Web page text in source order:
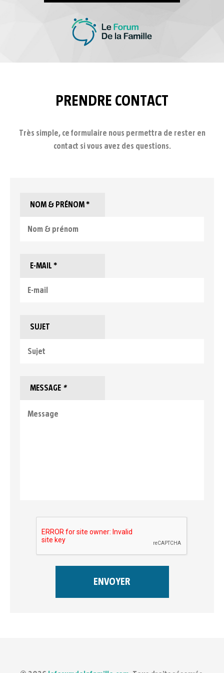
PRENDRE CONTACT
Très simple, ce formulaire nous permettra de rester en
contact si vous avez des questions.
NOM & PRÉNOM *
E-MAIL *
SUJET
MESSAGE *